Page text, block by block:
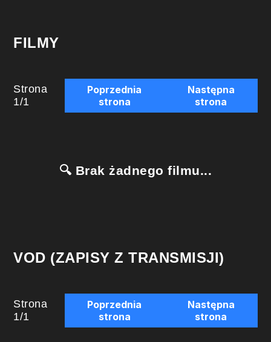
FILMY
Strona
1/1
Poprzednia
strona
Następna
strona
🔍 Brak żadnego filmu...
VOD (ZAPISY Z TRANSMISJI)
Strona
1/1
Poprzednia
strona
Następna
strona